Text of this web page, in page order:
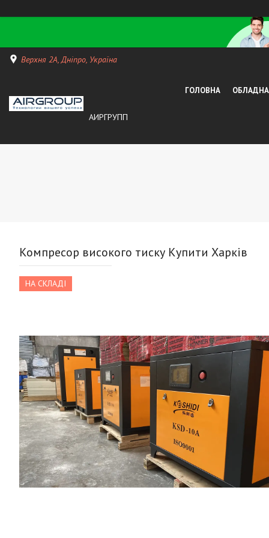
Верхня 2А, Дніпро, Україна
АИРГРУПП
ГОЛОВНА
Компресор високого тиску Купити Харків
НА СКЛАДІ